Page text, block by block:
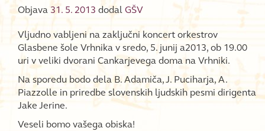
Objava 31. 5. 2013 dodal GŠV
Vljudno vabljeni na zaključni koncert orkestrov
Glasbene šole Vrhnika v sredo, 5. junij a2013, ob 19.00
uri v veliki dvorani Cankarjevega doma na Vrhniki.
Na sporedu bodo dela B. Adamiča, J. Puciharja, A.
Piazzolle in priredbe slovenskih ljudskih pesmi dirigenta
Jake Jerine.
Veseli bomo vašega obiska!